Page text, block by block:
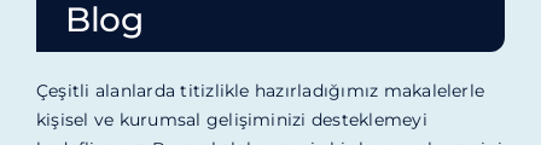
İletişim
Blog
Çeşitli alanlarda titizlikle hazırladığımız makalelerle
kişisel ve kurumsal gelişiminizi desteklemeyi